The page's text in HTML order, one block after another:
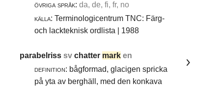
övriga språk: da, de, fi, fr, no
källa: Terminologicentrum TNC: Färg-
och lackteknisk ordlista | 1988
parabelrisssvchatter mark en
definition: bågformad, glacigen spricka
på yta av berghäll, med den konkava